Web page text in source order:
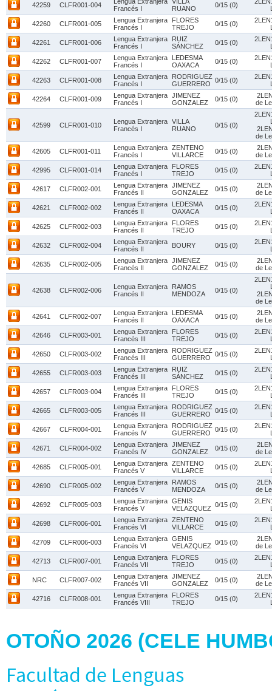
42259 CLFR001-004
Francés I
RUANO
0/15 (0)
42260 CLFR001-005
Lengua Extranjera
Francés I
FLORES
TREJO
0/15 (0)
42261 CLFR001-006
Lengua Extranjera
Francés I
RUIZ
SÁNCHEZ
0/15 (0)
42262 CLFR001-007
Lengua Extranjera
Francés I
LEDESMA
OAXACA
0/15 (0)
42263 CLFR001-008
Lengua Extranjera
Francés I
RODRIGUEZ
GUERRERO
0/15 (0)
42264 CLFR001-009
Lengua Extranjera
Francés I
JIMENEZ
GONZALEZ
0/15 (0)
de
42599 CLFR001-010
Lengua Extranjera
Francés I
VILLA
RUANO
0/15 (0)
de
42605 CLFR001-011
Lengua Extranjera
Francés I
ZENTENO
VILLARCE
0/15 (0)
de
42995 CLFR001-014
Lengua Extranjera
Francés I
FLORES
TREJO
0/15 (0)
42617 CLFR002-001
Lengua Extranjera
Francés II
JIMENEZ
GONZALEZ
0/15 (0)
de
42621 CLFR002-002
Lengua Extranjera
Francés II
LEDESMA
OAXACA
0/15 (0)
42625 CLFR002-003
Lengua Extranjera
Francés II
FLORES
TREJO
0/15 (0)
42632 CLFR002-004
Lengua Extranjera
Francés II
BOURY 0/15 (0)
42635 CLFR002-005
Lengua Extranjera
Francés II
JIMENEZ
GONZALEZ
0/15 (0)
de
42638 CLFR002-006
Lengua Extranjera
Francés II
RAMOS
MENDOZA
0/15 (0)
de
42641 CLFR002-007
Lengua Extranjera
Francés II
LEDESMA
OAXACA
0/15 (0)
de
42646 CLFR003-001
Lengua Extranjera
Francés III
FLORES
TREJO
0/15 (0)
42650 CLFR003-002
Lengua Extranjera
Francés III
RODRIGUEZ
GUERRERO
0/15 (0)
42655 CLFR003-003
Lengua Extranjera
Francés III
RUIZ
SÁNCHEZ
0/15 (0)
42657 CLFR003-004
Lengua Extranjera
Francés III
FLORES
TREJO
0/15 (0)
42665 CLFR003-005
Lengua Extranjera
Francés III
RODRIGUEZ
GUERRERO
0/15 (0)
42667 CLFR004-001
Lengua Extranjera
Francés IV
RODRIGUEZ
GUERRERO
0/15 (0)
42671 CLFR004-002
Lengua Extranjera
Francés IV
JIMENEZ
GONZALEZ
0/15 (0)
de
42685 CLFR005-001
Lengua Extranjera
Francés V
ZENTENO
VILLARCE
0/15 (0)
42690 CLFR005-002
Lengua Extranjera
Francés V
RAMOS
MENDOZA
0/15 (0)
de
42692 CLFR005-003
Lengua Extranjera
Francés V
GENIS
VELAZQUEZ 0/15 (0)
42698 CLFR006-001
Lengua Extranjera
Francés VI
ZENTENO
VILLARCE
0/15 (0)
42709 CLFR006-003
Lengua Extranjera
Francés VI
GENIS
VELAZQUEZ 0/15 (0)
de
42713 CLFR007-001
Lengua Extranjera
Francés VII
FLORES
TREJO
0/15 (0)
NRC CLFR007-002
Lengua Extranjera
Francés VII
JIMENEZ
GONZALEZ
0/15 (0)
de
42716 CLFR008-001
Lengua Extranjera
Francés VIII
FLORES
TREJO
0/15 (0)
OTOÑO 2026 (CELE
Facultad de Lenguas